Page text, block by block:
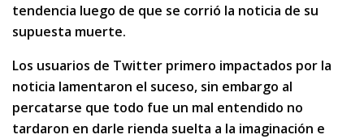
tendencia luego de que se corrió la noticia de su
supuesta muerte.
Los usuarios de Twitter primero impactados por la
noticia lamentaron el suceso, sin embargo al
percatarse que todo fue un mal entendido no
tardaron en darle rienda suelta a la imaginación e